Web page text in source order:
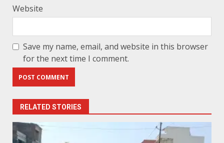
Website
Save my name, email, and website in this browser
for the next time I comment.
RELATED STORIES